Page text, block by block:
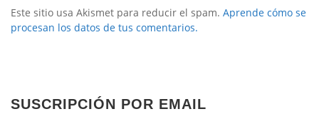
Este sitio usa Akismet para reducir el spam. Aprende cómo se
procesan los datos de tus comentarios.
SUSCRIPCIÓN POR EMAIL